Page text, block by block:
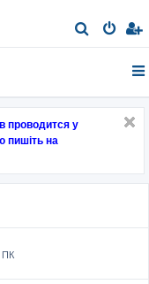
о
проводится у
пишіть на
ПК